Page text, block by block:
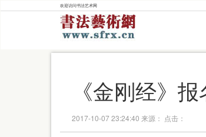
欢迎访问书法艺术网
《金刚经》
2017-10-07 23:24:40 来源： 点击：